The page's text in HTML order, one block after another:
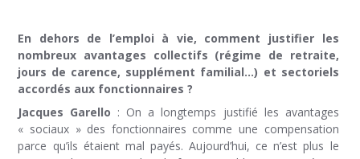
En dehors de l’emploi à vie, comment justifier les
nombreux avantages collectifs (régime de retraite,
jours de carence, supplément familial…) et sectoriels
accordés aux fonctionnaires ?
Jacques Garello : On a longtemps justifié les avantages
« sociaux » des fonctionnaires comme une compensation
parce qu’ils étaient mal payés. Aujourd’hui, ce n’est plus le